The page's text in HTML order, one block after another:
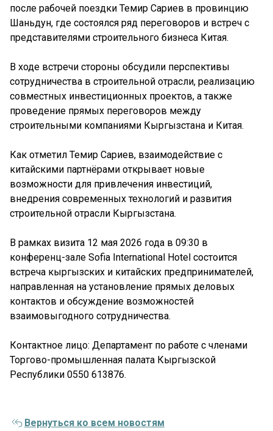
после рабочей поездки Темир Сариев в провинцию
Шаньдун, где состоялся ряд переговоров и встреч с
представителями строительного бизнеса Китая.
В ходе встречи стороны обсудили перспективы
сотрудничества в строительной отрасли, реализацию
совместных инвестиционных проектов, а также
проведение прямых переговоров между
строительными компаниями Кыргызстана и Китая.
Как отметил Темир Сариев, взаимодействие с
китайскими партнёрами открывает новые
возможности для привлечения инвестиций,
внедрения современных технологий и развития
строительной отрасли Кыргызстана.
В рамках визита 12 мая 2026 года в 09:30 в
конференц-зале Sofia International Hotel состоится
встреча кыргызских и китайских предпринимателей,
направленная на установление прямых деловых
контактов и обсуждение возможностей
взаимовыгодного сотрудничества.
Контактное лицо: Департамент по работе с членами
Торгово-промышленная палата Кыргызской
Республики 0550 613876.
Вернуться ко всем новостям